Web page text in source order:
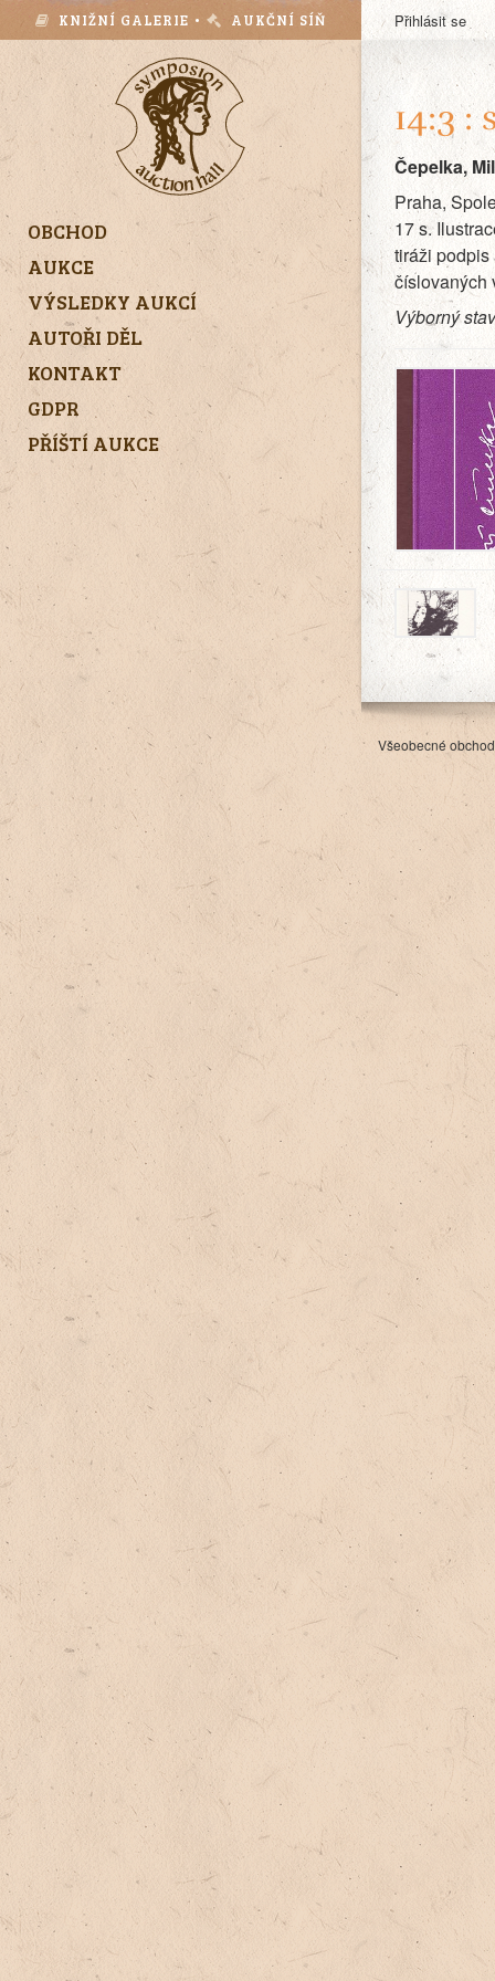
KNIŽNÍ GALERIE • AUKČNÍ SÍŇ
OBCHOD
AUKCE
VÝSLEDKY AUKCÍ
AUTOŘI DĚL
KONTAKT
GDPR
PŘÍŠTÍ AUKCE
Přihlásit se
14:3 :
Čepelka,
Praha,
17 s.
tiráži podpis
číslovaných
Výborný
Všeobecné